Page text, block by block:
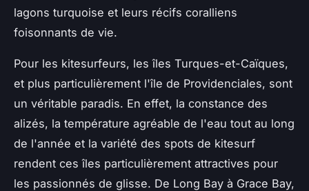
lagons turquoise et leurs récifs coralliens
foisonnants de vie.
Pour les kitesurfeurs, les îles Turques-et-Caïques,
et plus particulièrement l'île de Providenciales, sont
un véritable paradis. En effet, la constance des
alizés, la température agréable de l'eau tout au long
de l'année et la variété des spots de kitesurf
rendent ces îles particulièrement attractives pour
les passionnés de glisse. De Long Bay à Grace Bay,